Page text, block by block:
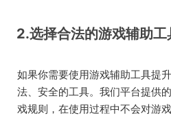
2.选择合法的游戏辅助工
如果你需要使用游戏辅助工具提
法、安全的工具。我们平台提供
戏规则，在使用过程中不会对游